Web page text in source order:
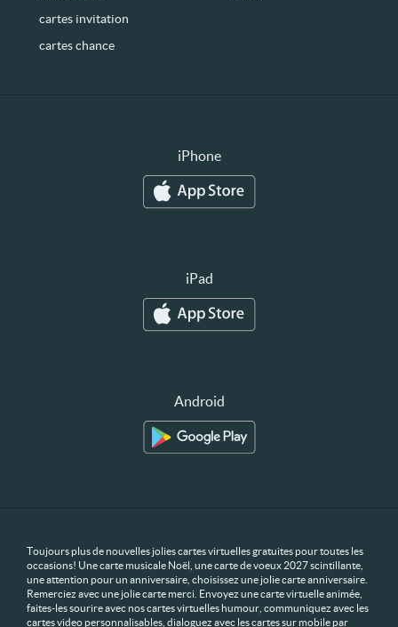
cartes invitation
cartes chance
iPhone
iPad
Android
Toujours plus de nouvelles jolies cartes virtuelles gratuites pour toutes les
occasions! Une carte musicale Noël, une carte de voeux 2027 scintillante,
une attention pour un anniversaire, choisissez une jolie carte anniversaire.
Remerciez avec une jolie carte merci. Envoyez une carte virtuelle animée,
faites-les sourire avec nos cartes virtuelles humour, communiquez avec les
cartes video personnalisables, dialoguez avec les cartes sur mobile par